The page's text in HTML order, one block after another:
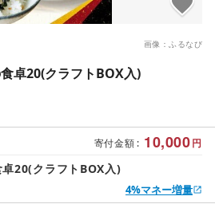
画像：ふるなび
卓20(クラフトBOX入)
寄付金額 : 10,000円
20(クラフトBOX入)
4%マネー増量